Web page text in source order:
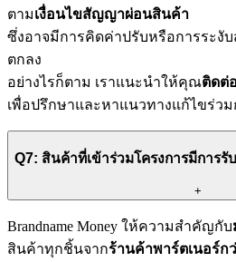
ตามเงื่อนไขสัญญาผ่อนสินค้า
ซึ่งอาจมีการคิดค่าปรับหรือการระงั
ตกลง
อย่างไรก็ตาม เราแนะนำให้คุณติดต่
เพื่อปรึกษาและหาแนวทางแก้ไขร่ว
Q7: สินค้าที่เข้าร่วมโครงการมีการ
+
Brandname Money ให้ความสำคัญกับ
สินค้าทุกชิ้นจากร้านค้าพาร์ตเนอร์ก